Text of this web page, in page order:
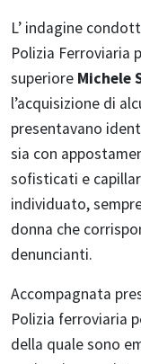
L’ indagine
Polizia Ferroviaria
superiore Michele
l’acquisizione di
presentavano
sia con
sofisticati e
individuato,
donna che
denuncianti.
Accompagnata
Polizia ferroviaria
della quale sono